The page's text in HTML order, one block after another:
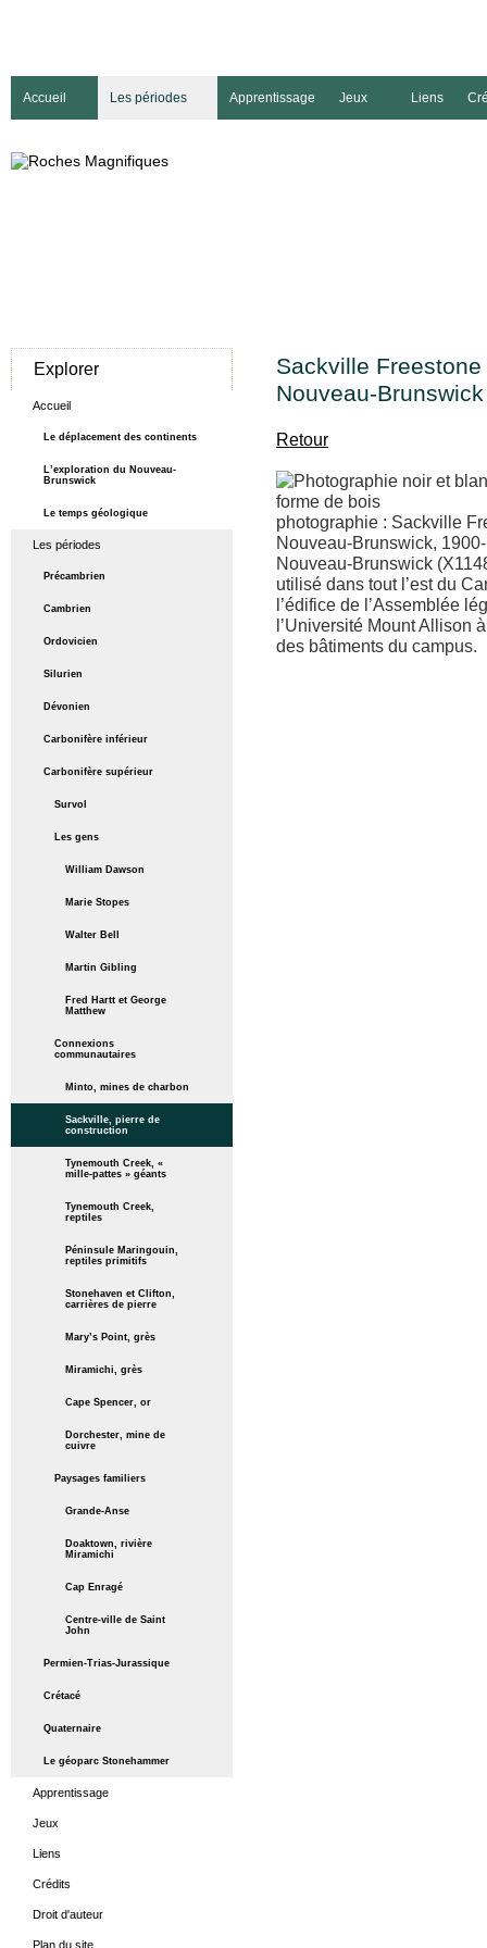
Accueil Les périodes Apprentissage Jeux Liens
Explorer
Accueil
Le déplacement des continents
L’exploration du Nouveau-
Brunswick
Le temps géologique
Les périodes
Précambrien
Cambrien
Ordovicien
Silurien
Dévonien
Carbonifère inférieur
Carbonifère supérieur
Survol
Les gens
William Dawson
Marie Stopes
Walter Bell
Martin Gibling
Fred Hartt et George
Matthew
Connexions
communautaires
Minto, mines de charbon
Sackville, pierre de
construction
Tynemouth Creek, «
mille-pattes » géants
Tynemouth Creek,
reptiles
Péninsule Maringouin,
reptiles primitifs
Stonehaven et Clifton,
carrières de pierre
Mary’s Point, grès
Miramichi, grès
Cape Spencer, or
Dorchester, mine de
cuivre
Paysages familiers
Grande-Anse
Doaktown, rivière
Miramichi
Cap Enragé
Centre-ville de Saint
John
Permien-Trias-Jurassique
Crétacé
Quaternaire
Le géoparc Stonehammer
Apprentissage
Jeux
Liens
Crédits
Droit d'auteur
Plan du site
Sackville
Nouveau-Brunswick
Retour
photographie : Sackville
Nouveau-Brunswick,
Nouveau-Brunswick
utilisé dans tout l’est du
l’édifice de l’Assemblée
l’Université Mount Allison
des bâtiments du campus.